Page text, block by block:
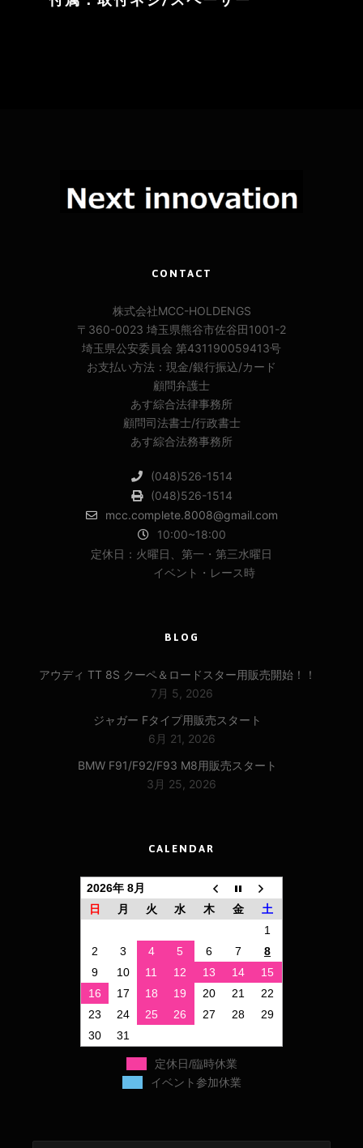
CONTACT
株式会社MCC-HOLDENGS
〒360-0023 埼玉県熊谷市佐谷田1001-2
埼玉県公安委員会 第431190059413号
お支払い方法：現金/銀行振込/カード
顧問弁護士
あす綜合法律事務所
顧問司法書士/行政書士
あす綜合法務事務所
(048)526-1514
(048)526-1514
mcc.complete.8008@gmail.com
10:00~18:00
定休日：火曜日、第一・第三水曜日
イベント・レース時
BLOG
アウディ TT 8S クーペ＆ロードスター用販売開始！！
7月 5, 2026
ジャガー Fタイプ用販売スタート
6月 21, 2026
BMW F91/F92/F93 M8用販売スタート
3月 25, 2026
CALENDAR
2026年 8月
日
月 火 水 木 金
土
1
2
3 4 5 6 7
8
9
10 11 12 13 14
15
16
17 18 19 20 21
22
23
24 25 26 27 28
29
30
31
定休日/臨時休業
イベント参加休業